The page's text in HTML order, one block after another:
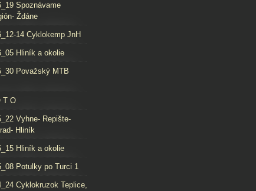
Spoznávame
Ždáne
14 Cyklokemp JnH
Hliník a okolie
Považský MTB
T O
Vyhne- Repište-
Hliník
Hliník a okolie
Potulky po Turci 1
Cyklokruzok Teplice,